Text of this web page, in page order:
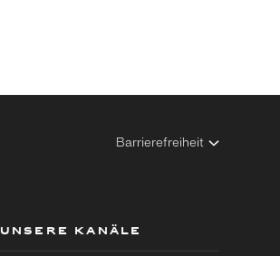
Barrierefreiheit
UNSERE KANÄLE